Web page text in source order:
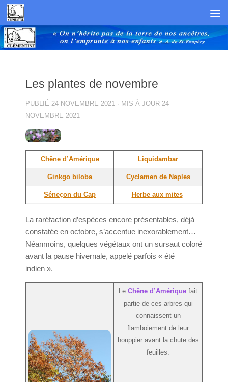
Skip to content
Les plantes de novembre
PUBLIÉ 24 NOVEMBRE 2021 · MIS À JOUR 24
NOVEMBRE 2021
Chêne d’Amérique Liquidambar
Ginkgo biloba Cyclamen de Naples
Séneçon du Cap Herbe aux mites
La raréfaction d’espèces encore présentables, déjà
constatée en octobre, s’accentue inexorablement…
Néanmoins, quelques végétaux ont un sursaut coloré
avant la pause hivernale, appelé parfois « été
indien ».
Le Chêne d’Amérique fait
partie de ces arbres qui
connaissent un
flamboiement de leur
houppier avant la chute des
feuilles.